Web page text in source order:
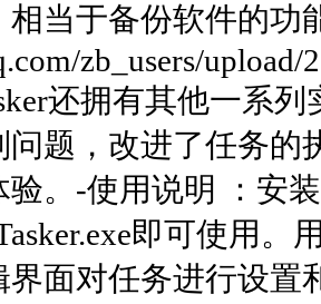
相当于备份软件的功
zb_users/
还拥有其他一系
问题，改进了任务的
验。-使用说明 ：安
即可使用
界面对任务进行设置